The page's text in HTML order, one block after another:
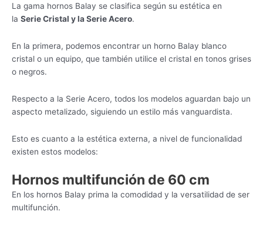
La gama hornos Balay se clasifica según su estética en
la Serie Cristal y la Serie Acero.
En la primera, podemos encontrar un horno Balay blanco
cristal o un equipo, que también utilice el cristal en tonos grises
o negros.
Respecto a la Serie Acero, todos los modelos aguardan bajo un
aspecto metalizado, siguiendo un estilo más vanguardista.
Esto es cuanto a la estética externa, a nivel de funcionalidad
existen estos modelos:
Hornos multifunción de 60 cm
En los hornos Balay prima la comodidad y la versatilidad de ser
multifunción.